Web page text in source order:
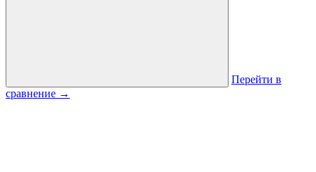
Перейти в
сравнение →